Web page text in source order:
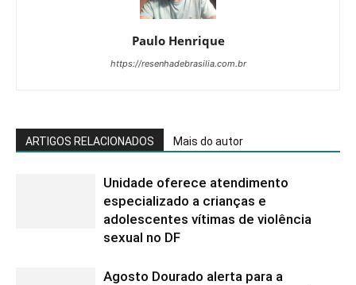
Paulo Henrique
https://resenhadebrasilia.com.br
ARTIGOS RELACIONADOS Mais do autor
Unidade oferece atendimento
especializado a crianças e
adolescentes vítimas de violência
sexual no DF
Agosto Dourado alerta para a